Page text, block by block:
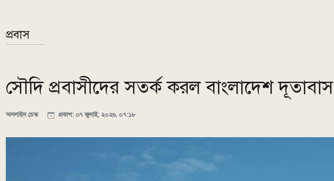
প্রবাস
সৌদি প্রবাসীদের সতর্ক করল বাংলাদেশ দূতাবাস
অনলাইন ডেস্ক প্রকাশ: ০৭ জুলাই, ২০২৬, ০৭:১৮